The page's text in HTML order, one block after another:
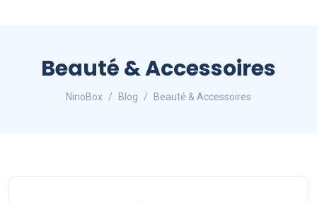
Beauté & Accessoires
NinoBox Blog Beauté & Accessoires